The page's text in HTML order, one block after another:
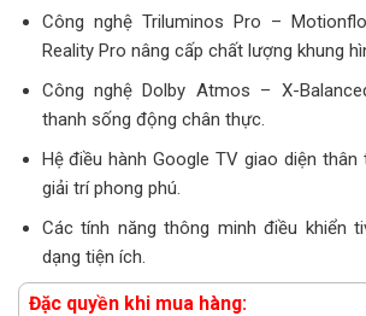
Công nghệ Triluminos Pro –
Reality Pro nâng cấp chất lượng khung
Công nghệ Dolby Atmos – X-
thanh sống động chân thực.
Hệ điều hành Google TV giao diện thân
giải trí phong phú.
Các tính năng thông minh điều khiển
dạng tiện ích.
Đặc quyền khi mua hàng: